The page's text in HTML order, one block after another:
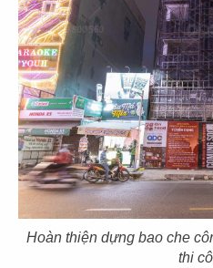
Hoàn thiện dựng bao che
thi
81
HẢI SẢN HOÀNG GIA
CN Trần Hưng Đạo - Q.1